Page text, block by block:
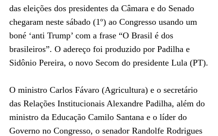
das eleições dos presidentes da Câmara e do Senado
chegaram neste sábado (1º) ao Congresso usando um
boné ‘anti Trump’ com a frase “O Brasil é dos
brasileiros”. O adereço foi produzido por Padilha e
Sidônio Pereira, o novo Secom do presidente Lula (PT).
O ministro Carlos Fávaro (Agricultura) e o secretário
das Relações Institucionais Alexandre Padilha, além do
ministro da Educação Camilo Santana e o líder do
Governo no Congresso, o senador Randolfe Rodrigues